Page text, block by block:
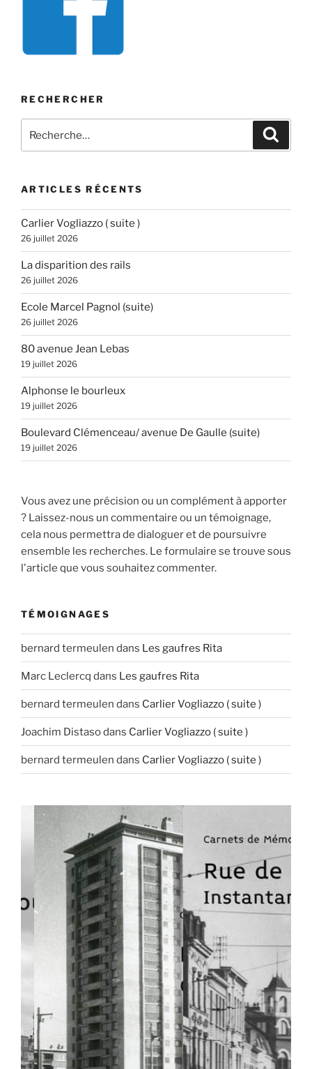
RECHERCHER
pour
ARTICLES RÉCENTS
Carlier Vogliazzo ( suite )
26 juillet 2026
La disparition des rails
26 juillet 2026
Ecole Marcel Pagnol (suite)
26 juillet 2026
80 avenue Jean Lebas
19 juillet 2026
Alphonse le bourleux
19 juillet 2026
Boulevard Clémenceau/ avenue De Gaulle (suite)
19 juillet 2026
Vous avez une précision ou un complément à apporter
? Laissez-nous un commentaire ou un témoignage,
cela nous permettra de dialoguer et de poursuivre
ensemble les recherches. Le formulaire se trouve sous
l'article que vous souhaitez commenter.
TÉMOIGNAGES
bernard termeulen dans Les gaufres Rita
Marc Leclercq dans Les gaufres Rita
bernard termeulen dans Carlier Vogliazzo ( suite )
Joachim Distasodans Carlier Vogliazzo ( suite )
bernard termeulen dans Carlier Vogliazzo ( suite )